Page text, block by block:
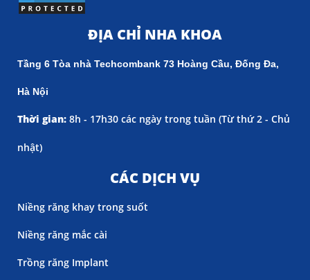
ĐỊA CHỈ NHA KHOA
Tầng 6 Tòa nhà Techcombank 73 Hoàng Cầu, Đống Đa,
Hà Nội
Thời gian: 8h - 17h30 các ngày trong tuần (Từ thứ 2 - Chủ
nhật)
CÁC DỊCH VỤ
Niềng răng khay trong suốt
Niềng răng mắc cài
Trồng răng Implant